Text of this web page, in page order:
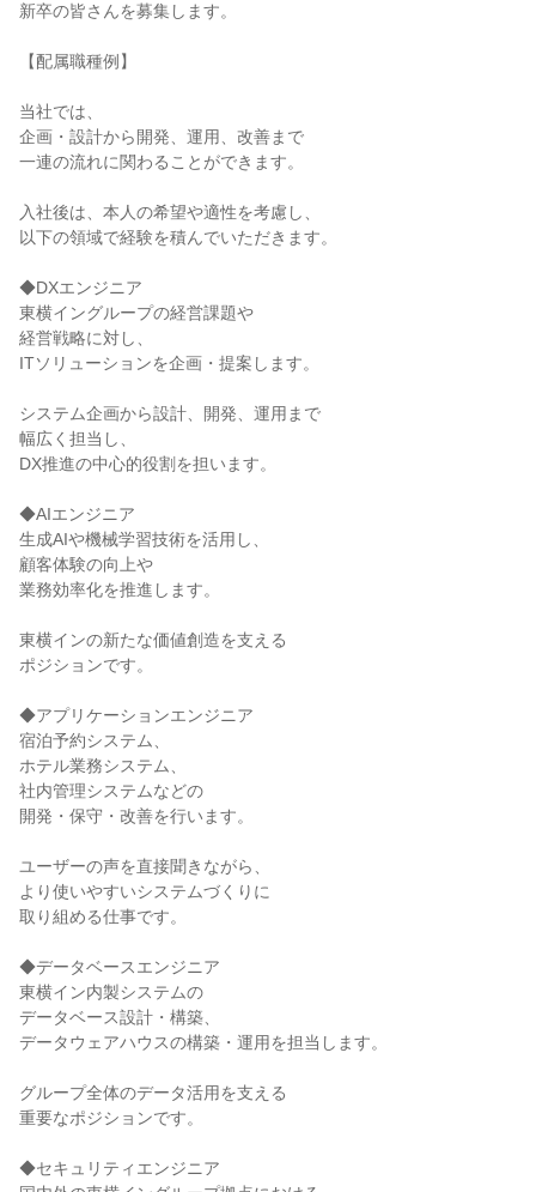
新卒の皆さんを募集します。
【配属職種例】
当社では、
企画・設計から開発、運用、改善まで
一連の流れに関わることができます。
入社後は、本人の希望や適性を考慮し、
以下の領域で経験を積んでいただきます。
◆DXエンジニア
東横イングループの経営課題や
経営戦略に対し、
ITソリューションを企画・提案します。
システム企画から設計、開発、運用まで
幅広く担当し、
DX推進の中心的役割を担います。
◆AIエンジニア
生成AIや機械学習技術を活用し、
顧客体験の向上や
業務効率化を推進します。
東横インの新たな価値創造を支える
ポジションです。
◆アプリケーションエンジニア
宿泊予約システム、
ホテル業務システム、
社内管理システムなどの
開発・保守・改善を行います。
ユーザーの声を直接聞きながら、
より使いやすいシステムづくりに
取り組める仕事です。
◆データベースエンジニア
東横イン内製システムの
データベース設計・構築、
データウェアハウスの構築・運用を担当します。
グループ全体のデータ活用を支える
重要なポジションです。
◆セキュリティエンジニア